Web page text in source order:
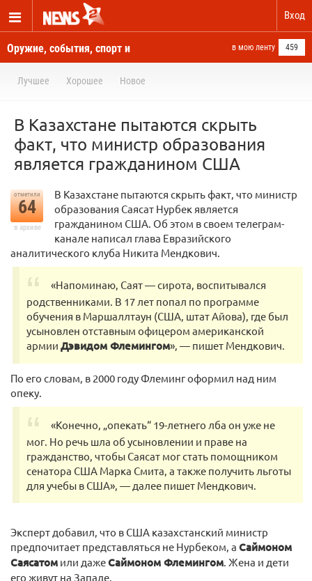
Вход
Оружие, события, спорт и
новости отовсюду
в мою ленту 459
Лучшее Хорошее Новое
В Казахстане пытаются скрыть
факт, что министр образования
является гражданином США
отметили
64
в архиве
В Казахстане пытаются скрыть факт, что министр
образования Саясат Нурбек является
гражданином США. Об этом в своем телеграм-
канале написал глава Евразийского
аналитического клуба Никита Мендкович.
«Напоминаю, Саят — сирота, воспитывался
родственниками. В 17 лет попал по программе
обучения в Маршаллтаун (США, штат Айова), где был
усыновлен отставным офицером американской
армии Дэвидом Флемингом», — пишет Мендкович.
По его словам, в 2000 году Флеминг оформил над ним
опеку.
«Конечно, „опекать“ 19-летнего лба он уже не
мог. Но речь шла об усыновлении и праве на
гражданство, чтобы Саясат мог стать помощником
сенатора США Марка Смита, а также получить льготы
для учебы в США», — далее пишет Мендкович.
Эксперт добавил, что в США казахстанский министр
предпочитает представляться не Нурбеком, а Саймоном
Саясатом или дажеСаймоном Флемингом. Жена и дети
его живут на Западе.